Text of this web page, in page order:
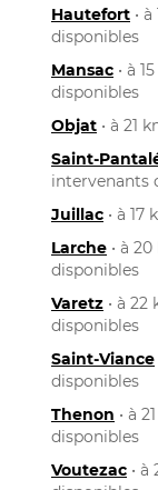
Hautefort •
disponibles
Mansac • à
disponibles
Objat • à 21
Saint-
intervenants
Juillac • à
Larche • à
disponibles
Varetz • à
disponibles
Saint-Viance
disponibles
Thenon • à
disponibles
Voutezac •